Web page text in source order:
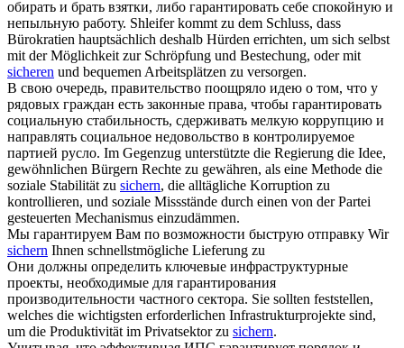
обирать и брать взятки, либо гарантировать себе спокойную и
непыльную работу. Shleifer kommt zu dem Schluss, dass
Bürokratien hauptsächlich deshalb Hürden errichten, um sich selbst
mit der Möglichkeit zur Schröpfung und Bestechung, oder mit
sicheren und bequemen Arbeitsplätzen zu versorgen.
В свою очередь, правительство поощряло идею о том, что у
рядовых граждан есть законные права, чтобы гарантировать
социальную стабильность, сдерживать мелкую коррупцию и
направлять социальное недовольство в контролируемое
партией русло. Im Gegenzug unterstützte die Regierung die Idee,
gewöhnlichen Bürgern Rechte zu gewähren, als eine Methode die
soziale Stabilität zu sichern, die alltägliche Korruption zu
kontrollieren, und soziale Missstände durch einen von der Partei
gesteuerten Mechanismus einzudämmen.
Мы гарантируем Вам по возможности быструю отправку Wir
sichern Ihnen schnellstmögliche Lieferung zu
Они должны определить ключевые инфраструктурные
проекты, необходимые для гарантирования
производительности частного сектора. Sie sollten feststellen,
welches die wichtigsten erforderlichen Infrastrukturprojekte sind,
um die Produktivität im Privatsektor zu sichern.